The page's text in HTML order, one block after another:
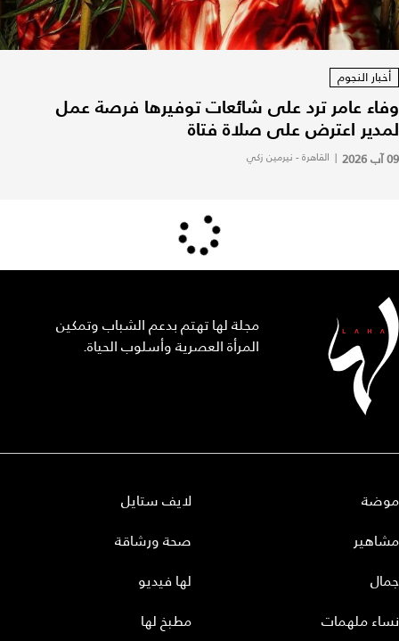
أخبار النجوم
وفاء عامر ترد على شائعات توفيرها فرصة عمل
لمدير اعترض على صلاة فتاة
09 آب 2026 | القاهرة - نيرمين زكي
مجلة لها تهتم بدعم الشباب وتمكين
المرأة العصرية وأسلوب الحياة.
موضة
مشاهير
جمال
نساء ملهمات
لايف ستايل
صحة ورشاقة
لها فيديو
مطبخ لها